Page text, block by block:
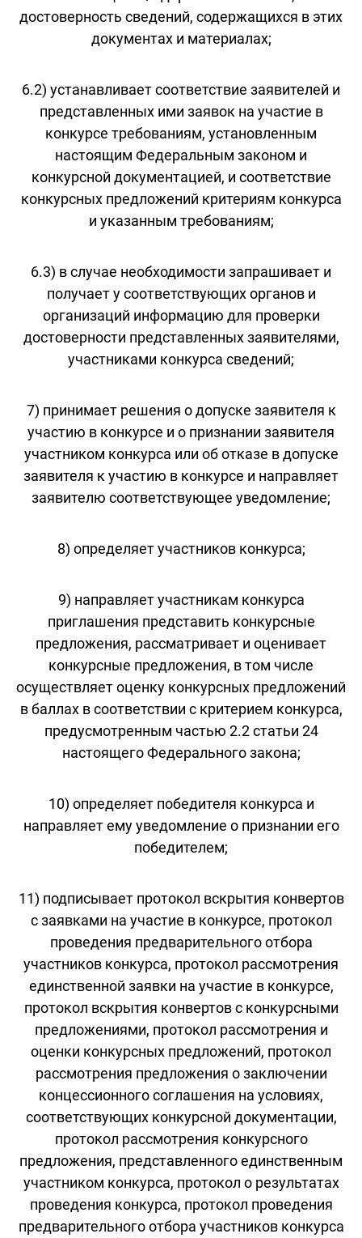
достоверность сведений, содержащихся в этих
документах и материалах;
6.2) устанавливает соответствие заявителей и
представленных ими заявок на участие в
конкурсе требованиям, установленным
настоящим Федеральным законом и
конкурсной документацией, и соответствие
конкурсных предложений критериям конкурса
и указанным требованиям;
6.3) в случае необходимости запрашивает и
получает у соответствующих органов и
организаций информацию для проверки
достоверности представленных заявителями,
участниками конкурса сведений;
7) принимает решения о допуске заявителя к
участию в конкурсе и о признании заявителя
участником конкурса или об отказе в допуске
заявителя к участию в конкурсе и направляет
заявителю соответствующее уведомление;
8) определяет участников конкурса;
9) направляет участникам конкурса
приглашения представить конкурсные
предложения, рассматривает и оценивает
конкурсные предложения, в том числе
осуществляет оценку конкурсных предложений
в баллах в соответствии с критерием конкурса,
предусмотренным частью 2.2 статьи 24
настоящего Федерального закона;
10) определяет победителя конкурса и
направляет ему уведомление о признании его
победителем;
11) подписывает протокол вскрытия конвертов
с заявками на участие в конкурсе, протокол
проведения предварительного отбора
участников конкурса, протокол рассмотрения
единственной заявки на участие в конкурсе,
протокол вскрытия конвертов с конкурсными
предложениями, протокол рассмотрения и
оценки конкурсных предложений, протокол
рассмотрения предложения о заключении
концессионного соглашения на условиях,
соответствующих конкурсной документации,
протокол рассмотрения конкурсного
предложения, представленного единственным
участником конкурса, протокол о результатах
проведения конкурса, протокол проведения
предварительного отбора участников конкурса